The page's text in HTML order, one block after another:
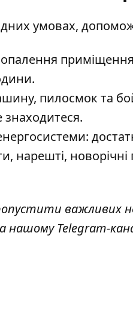
умовах,
приміщення
пилосмок та
знаходитеся.
:
нарешті, новорічні
важливих
нашому Telegram-